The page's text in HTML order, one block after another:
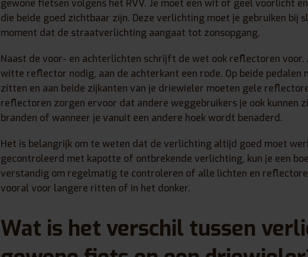
gewone fietsen volgens het RVV. Je moet een wit of geel voorlicht
die beide goed zichtbaar zijn. Deze verlichting moet je gebruiken bij
moment dat de straatverlichting aangaat tot zonsopgang.
Naast de voor- en achterlichten schrijft de wet ook reflectoren voor.
witte reflector nodig, aan de achterkant een rode. Op beide pedalen
zitten en aan beide zijkanten van je driewieler moeten gele
reflectoren zorgen ervoor dat andere weggebruikers je ook kunnen
branden of wanneer je vanuit een andere hoek wordt benaderd.
Het is belangrijk om te weten dat de verlichting altijd goed moet
gecontroleerd met kapotte of ontbrekende verlichting, kun je een
verstandig om regelmatig te controleren of alle lichten en
vooral voor langere ritten of in het donker.
Wat is het verschil tussen